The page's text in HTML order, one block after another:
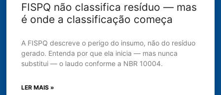
FISPQ não classifica resíduo — mas
é onde a classificação começa
A FISPQ descreve o perigo do insumo, não do resíduo
gerado. Entenda por que ela inicia — mas nunca
substitui — o laudo conforme a NBR 10004.
LER MAIS »